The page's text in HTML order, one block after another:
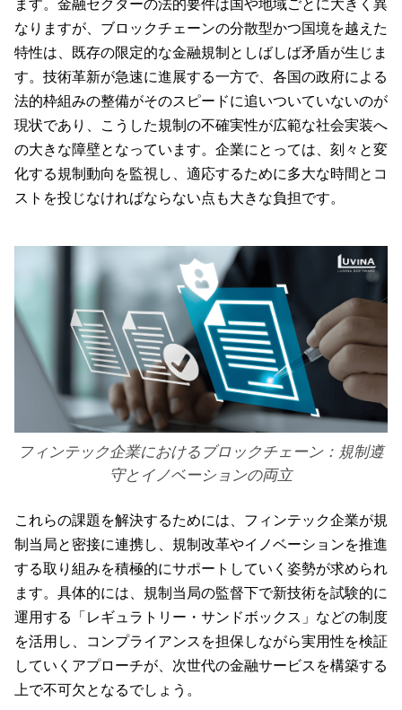
なりますが、ブロックチェーンの分散型かつ国境を越えた
特性は、既存の限定的な金融規制としばしば矛盾が生じま
す。技術革新が急速に進展する一方で、各国の政府による
法的枠組みの整備がそのスピードに追いついていないのが
現状であり、こうした規制の不確実性が広範な社会実装へ
の大きな障壁となっています。企業にとっては、刻々と変
化する規制動向を監視し、適応するために多大な時間とコ
ストを投じなければならない点も大きな負担です。
フィンテック企業におけるブロックチェーン：規制遵
守とイノベーションの両立
これらの課題を解決するためには、フィンテック企業が規
制当局と密接に連携し、規制改革やイノベーションを推進
する取り組みを積極的にサポートしていく姿勢が求められ
ます。具体的には、規制当局の監督下で新技術を試験的に
運用する「レギュラトリー・サンドボックス」などの制度
を活用し、コンプライアンスを担保しながら実用性を検証
していくアプローチが、次世代の金融サービスを構築する
上で不可欠となるでしょう。